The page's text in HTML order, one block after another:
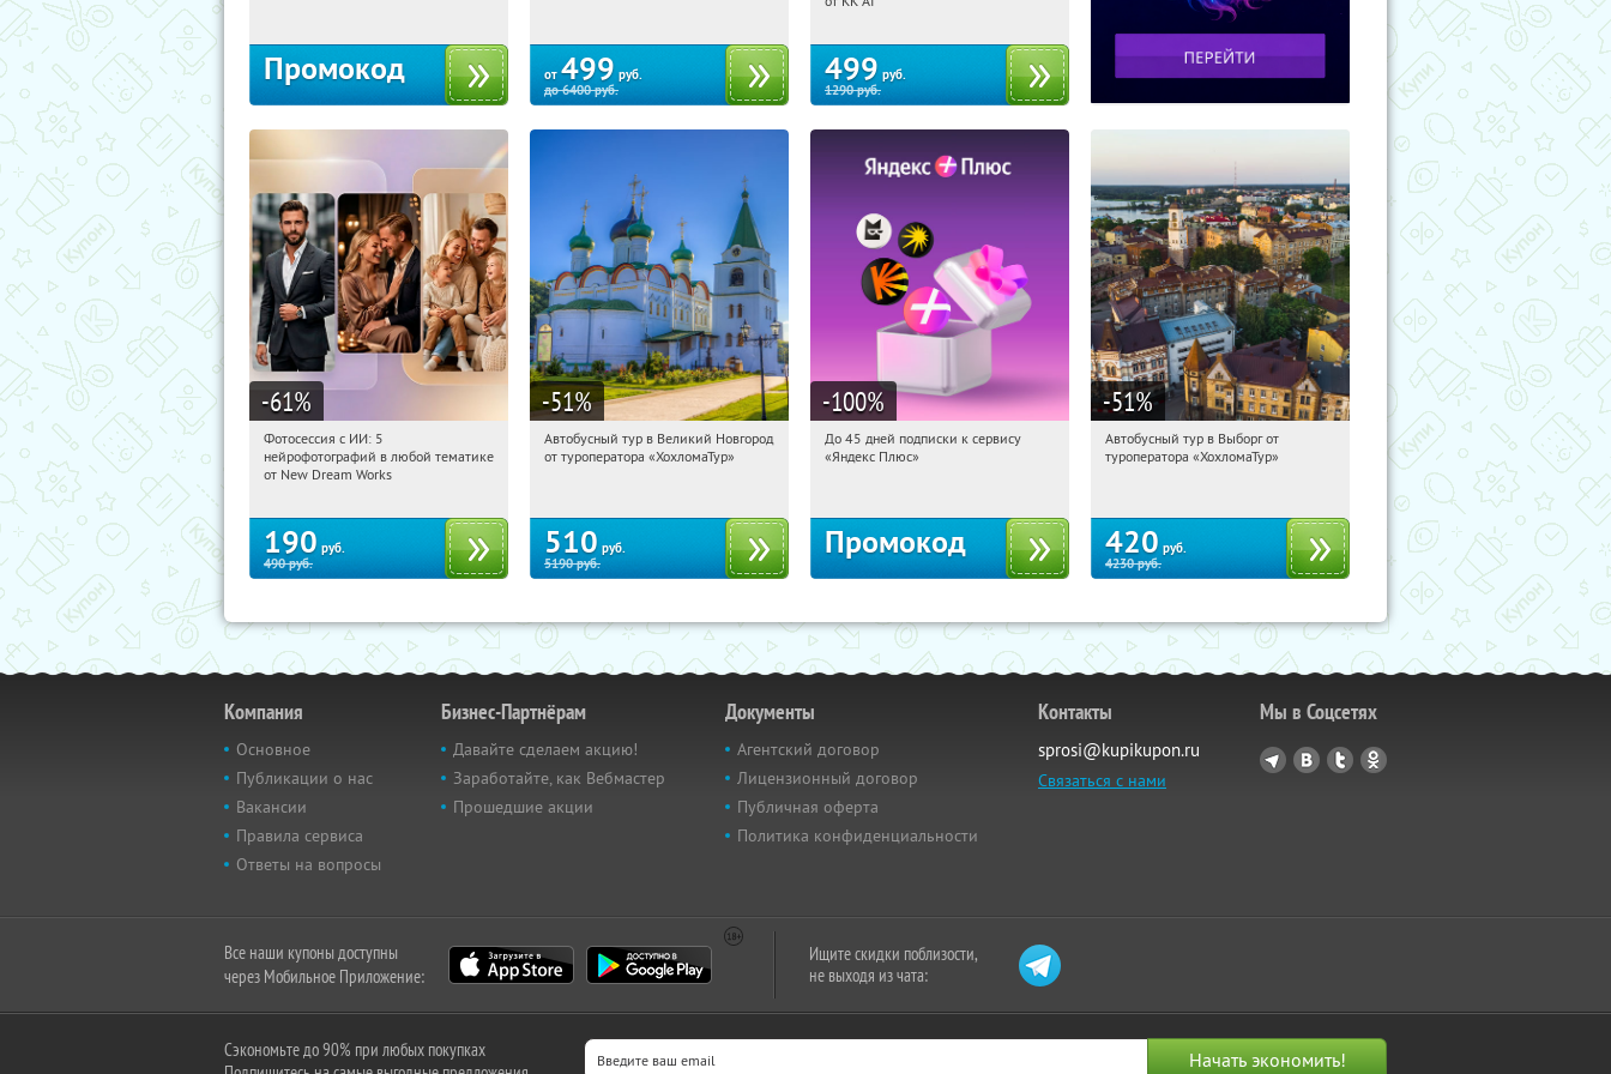
Промокод от 499 руб.
до6400руб.
499 руб.
1290руб.
-61%
04:14:20
Россия
Фотосессия с ИИ: 5
нейрофотографий в любой тематике
от New Dream Works
190 руб.
490руб.
-51%
04:14:20 Купили:2
Автобусный тур в Великий Новгород
от туроператора «ХохломаТур»
510 руб.
5190руб.
-100%
04:14:20 Получили:
До 45 дней подписки к сервису
«Яндекс Плюс»
Промокод
-51%
04:14:20 Купили:
Автобусный тур в Выборг от
туроператора «ХохломаТур»
420 руб.
4230руб.
Компания
Основное
Публикации о нас
Вакансии
Правила сервиса
Ответы на вопросы
Бизнес-Партнёрам
Давайте сделаем акцию!
Заработайте, как Вебмастер
Прошедшие акции
Документы
Агентский договор
Лицензионный договор
Публичная оферта
Политика конфиденциальности
Контакты
sprosi@kupikupon.ru
Связаться с нами
Мы в Соцсетях
Все наши купоны доступны
через Мобильное Приложение:
Ищите скидки поблизости,
не выходя из чата:
Сэкономьте до 90% при любых покупках